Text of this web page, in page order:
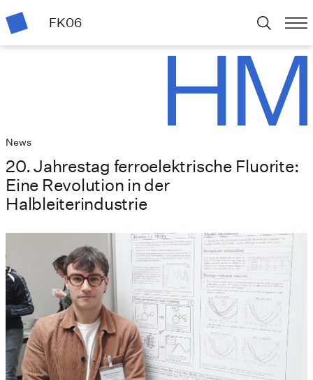
FK06
News
20. Jahrestag ferroelektrische Fluorite:
Eine Revolution in der
Halbleiterindustrie